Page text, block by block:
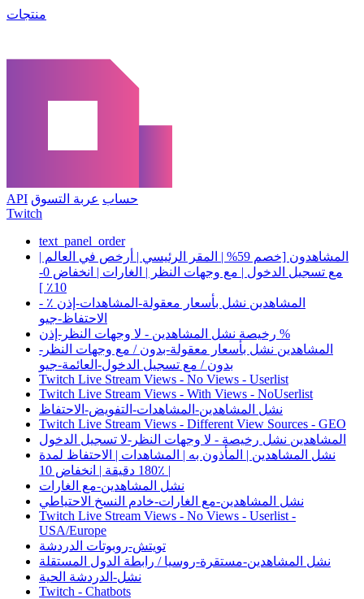
منتجات
API حساب عربة التسوق
Twitch
text_panel_order
المشاهدون [خصم 59% | المقر الرئيسي | أرخص في العالم |
مع تسجيل الدخول | مع وجهات النظر | الغارات | انخفاض 0-
10٪ ]
المشاهدين نشل بأسعار معقولة-المشاهدات-إذن ٪ -
الاحتفاظ-جيو
رخيصة نشل المشاهدين - لا وجهات النظر-إذن %
المشاهدين نشل بأسعار معقولة-بدون / مع وجهات النظر-
بدون / مع تسجيل الدخول-العائمة-جيو
Twitch Live Stream Views - No Views - Userlist
Twitch Live Stream Views - With Views - NoUserlist
نشل المشاهدين-المشاهدات-التفويض-الاحتفاظ
Twitch Live Stream Views - Different View Sources - GEO
المشاهدين نشل رخيصة - لا وجهات النظر-لا تسجيل الدخول
نشل المشاهدين | المأذون به | المشاهدات | الاحتفاظ لمدة
180 دقيقة | انخفاض 10٪ |
نشل المشاهدين-مع الغارات
نشل المشاهدين-مع الغارات-خادم النسخ الاحتياطي
Twitch Live Stream Views - No Views - Userlist -
USA/Europe
تويتش-روبوتات الدردشة
نشل المشاهدين-مستقرة-روسيا / رابطة الدول المستقلة
نشل-الدردشة الحية
Twitch - Chatbots